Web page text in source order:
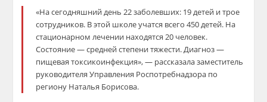
«На сегодняшний день 22 заболевших: 19 детей и трое
сотрудников. В этой школе учатся всего 450 детей. На
стационарном лечении находятся 20 человек.
Состояние — средней степени тяжести. Диагноз —
пищевая токсикоинфекция», — рассказала заместитель
руководителя Управления Роспотребнадзора по
региону Наталья Борисова.